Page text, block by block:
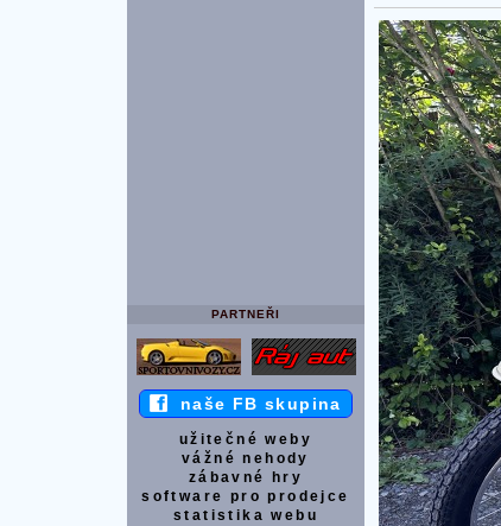
PARTNEŘI
naše FB skupina
užitečné weby
vážné nehody
zábavné hry
software pro prodejce
statistika webu